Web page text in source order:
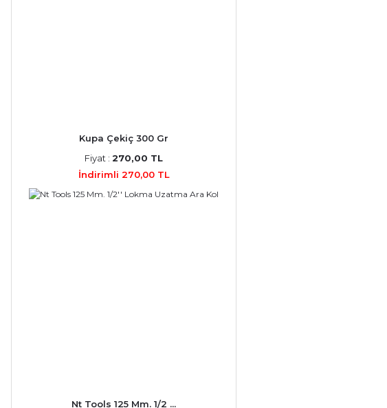
Kupa Çekiç 300 Gr
Fiyat : 270,00 TL
İndirimli 270,00 TL
Nt Tools 125 Mm. 1/2 ...